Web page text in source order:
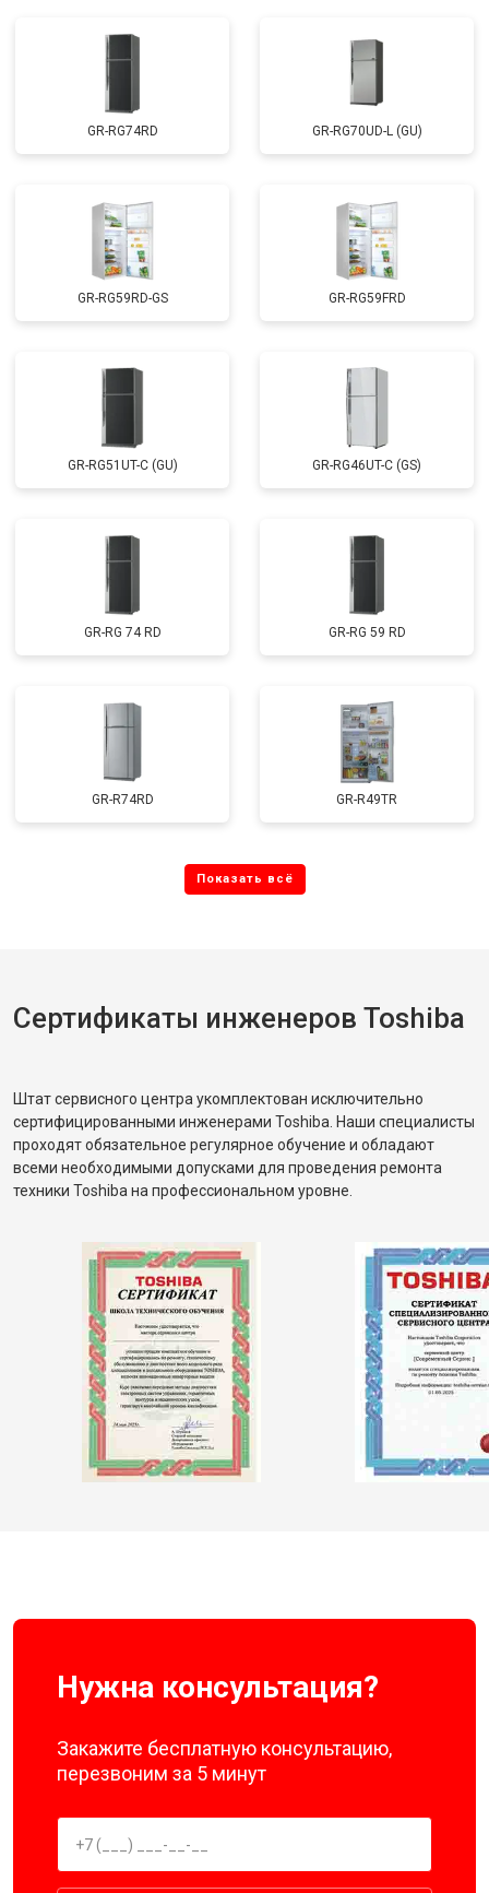
GR-RG74RD GR-RG70UD-L (GU)
GR-RG59RD-GS GR-RG59FRD
GR-RG51UT-C (GU) GR-RG46UT-C (GS)
GR-RG 74 RD GR-RG 59 RD
GR-R74RD GR-R49TR
Сертификаты инженеров Toshiba
Штат сервисного центра укомплектован исключительно
сертифицированными инженерами Toshiba. Наши специалисты
проходят обязательное регулярное обучение и обладают
всеми необходимыми допусками для проведения ремонта
техники Toshiba на профессиональном уровне.
Нужна консультация?
Закажите бесплатную консультацию,
перезвоним за 5 минут